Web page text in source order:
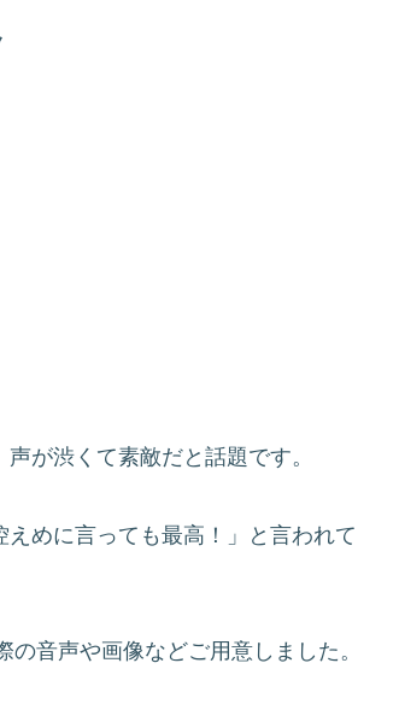
が渋くて素敵だと話題です。
めに言っても最高！」と言われて
音声や画像などご用意しました。